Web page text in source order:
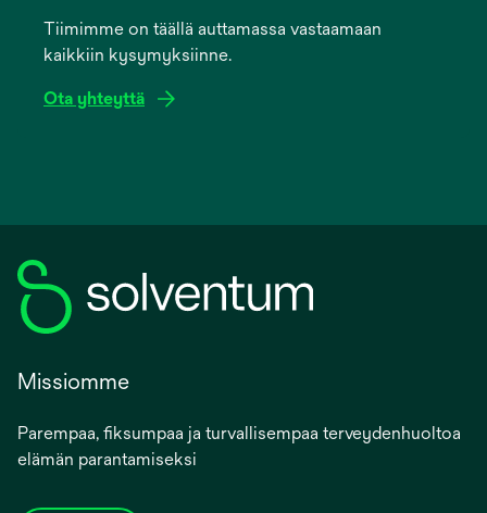
newTiimimme on täällä auttamassa vastaamaan
kaikkiin kysymyksiinne.
Ota yhteyttä
Missiomme
Parempaa, fiksumpaa ja turvallisempaa terveydenhuoltoa
elämän parantamiseksi